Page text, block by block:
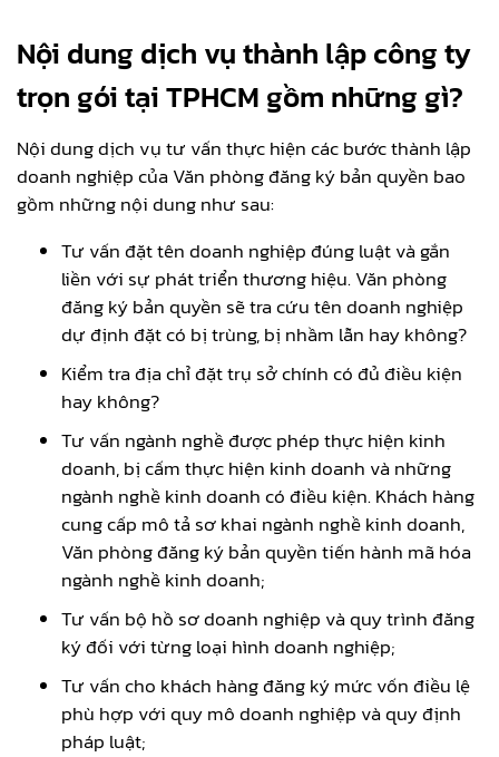
Nội dung dịch vụ thành lập công ty
trọn gói tại TPHCM gồm những gì?
Nội dung dịch vụ tư vấn thực hiện các bước thành lập
doanh nghiệp của Văn phòng đăng ký bản quyền bao
gồm những nội dung như sau:
Tư vấn đặt tên doanh nghiệp đúng luật và gắn
liền với sự phát triển thương hiệu. Văn phòng
đăng ký bản quyền sẽ tra cứu tên doanh nghiệp
dự định đặt có bị trùng, bị nhầm lẫn hay không?
Kiểm tra địa chỉ đặt trụ sở chính có đủ điều kiện
hay không?
Tư vấn ngành nghề được phép thực hiện kinh
doanh, bị cấm thực hiện kinh doanh và những
ngành nghề kinh doanh có điều kiện. Khách hàng
cung cấp mô tả sơ khai ngành nghề kinh doanh,
Văn phòng đăng ký bản quyền tiến hành mã hóa
ngành nghề kinh doanh;
Tư vấn bộ hồ sơ doanh nghiệp và quy trình đăng
ký đối với từng loại hình doanh nghiệp;
Tư vấn cho khách hàng đăng ký mức vốn điều lệ
phù hợp với quy mô doanh nghiệp và quy định
pháp luật;